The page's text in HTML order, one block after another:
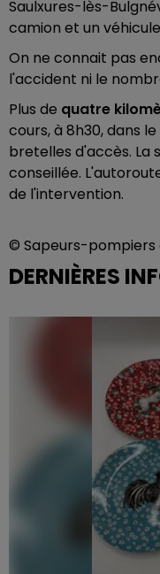
Saulxures-lès-
camion et un
On ne connait pas
l'accident ni le
Plus de quatre
cours, à 8h30, dans
bretelles d'accès.
conseillée.
de l'intervention.
© Sapeurs-pompiers
DERNIÈRES